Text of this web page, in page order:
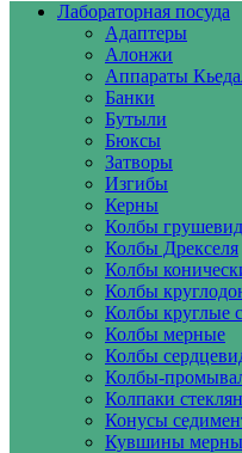
Лабораторная посуда
Адаптеры
Алонжи
Аппараты
Банки
Бутыли
Бюксы
Затворы
Изгибы
Керны
Колбы
Колбы Дрекселя
Колбы
Колбы
Колбы круглые
Колбы мерные
Колбы
Колбы-
Колпаки
Конусы
Кувшины